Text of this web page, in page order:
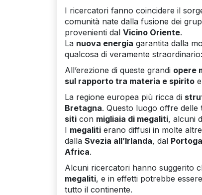
I ricercatori fanno coincidere il
comunità nate dalla fusione dei
provenienti dal Vicino Oriente.
La nuova energia garantita dalla
qualcosa di veramente straordinario:
All’erezione di queste grandi opere
sul rapporto tra materia e spirito
La regione europea più ricca di
Bretagna. Questo luogo offre delle
siti con migliaia di megaliti, alcuni
I megaliti erano diffusi in molte
dalla Svezia all’Irlanda, dal
Africa.
Alcuni ricercatori hanno suggerito
megaliti, e in effetti potrebbe
tutto il continente.